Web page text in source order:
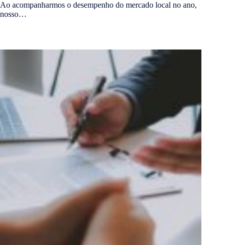
Ao acompanharmos o desempenho do mercado local no ano,
nosso…